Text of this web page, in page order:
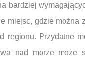
bardziej
miejsc, gdzie można
regionu. Przydatne
nad morze może